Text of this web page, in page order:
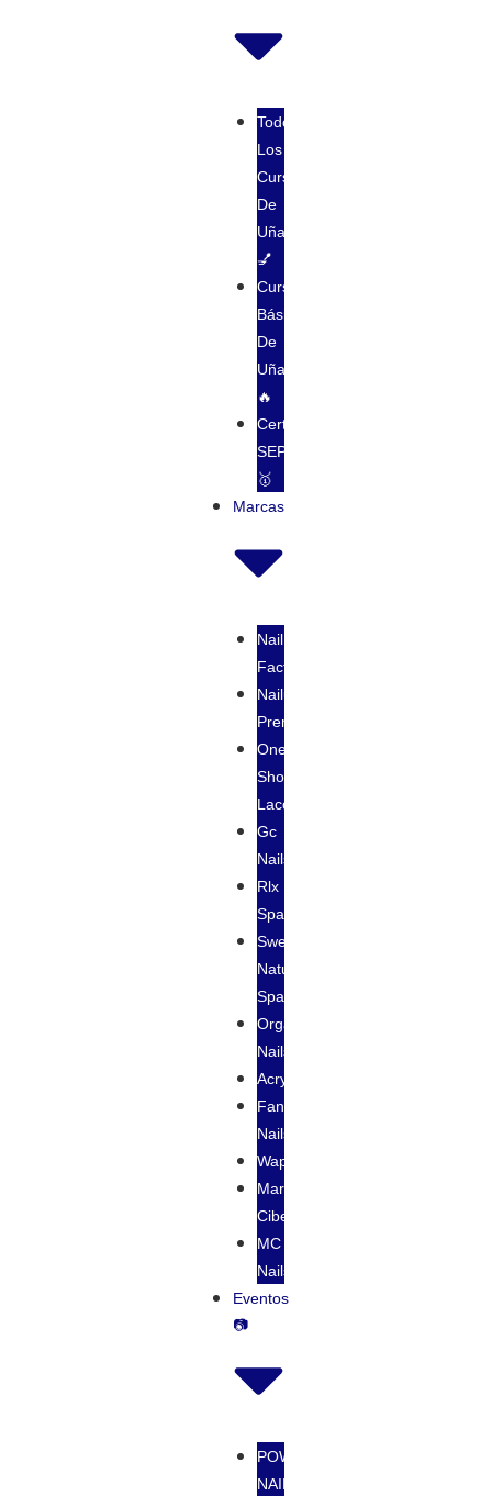
Todos
Los
Cursos
De
Uñas
💅
Cursos
Básico
De
Uñas
🔥
Certificación
SEP
🥇
Marcas
Nail
Factory
Nailux
Premium
One
Shot
Laccover
Gc
Nails
Rlx
Spa
Sweet
Natural
Spa
Organic
Nails
Acrylove
Fantasy
Nails
Wapizima
Maria
Cibeles
MC
Nails
Eventos
📷
POWGEL
NAIL